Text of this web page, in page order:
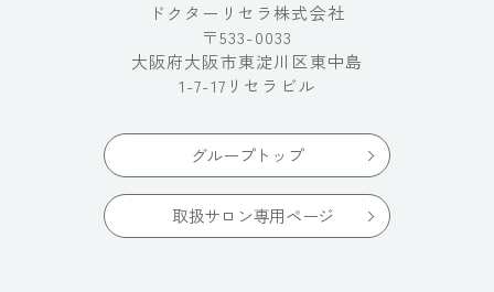
ドクターリセラ株式会社
〒533-0033
大阪府大阪市東淀川区東中島
1-7-17リセラビル
グループトップ
取扱サロン専用ページ